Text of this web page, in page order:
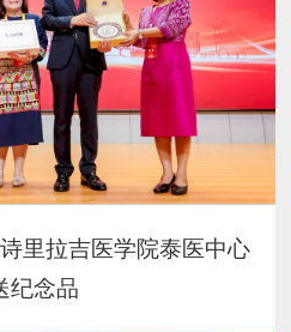
里拉吉医学院泰医中心
纪念品